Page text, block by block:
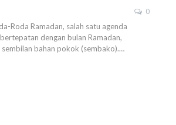
0
Roda Ramadan, salah satu agenda
dengan bulan Ramadan,
bahan pokok (sembako).…